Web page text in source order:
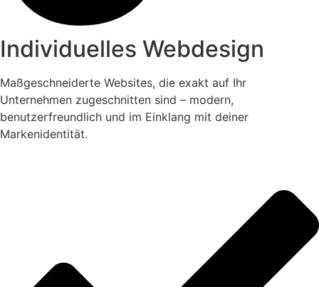
Individuelles Webdesign
Maßgeschneiderte Websites, die exakt auf Ihr
Unternehmen zugeschnitten sind – modern,
benutzerfreundlich und im Einklang mit deiner
Markenidentität.